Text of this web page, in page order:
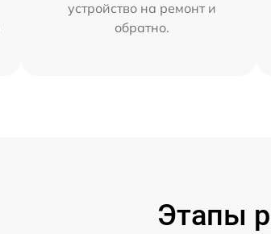
устройство на ремонт и
обратно.
Этапы